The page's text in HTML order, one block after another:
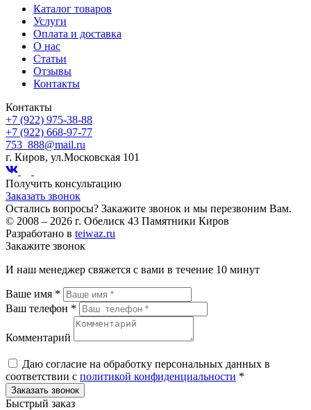
Каталог товаров
Услуги
Оплата и доставка
О нас
Статьи
Отзывы
Контакты
Контакты
+7 (922) 975-38-88
+7 (922) 668-97-77
753_888@mail.ru
г. Киров, ул.Московская 101
Получить консультацию
Заказать звонок
Остались вопросы? Закажите звонок и мы перезвоним Вам.
© 2008 – 2026 г. Обелиск 43 Памятники Киров
Разработано в teiwaz.ru
Закажите звонок
И наш менеджер свяжется с вами в течение 10 минут
Ваше имя *
Ваш телефон *
Комментарий
Даю согласие на обработку персональных данных в
соответствии с политикой конфиденциальности *
Быстрый заказ